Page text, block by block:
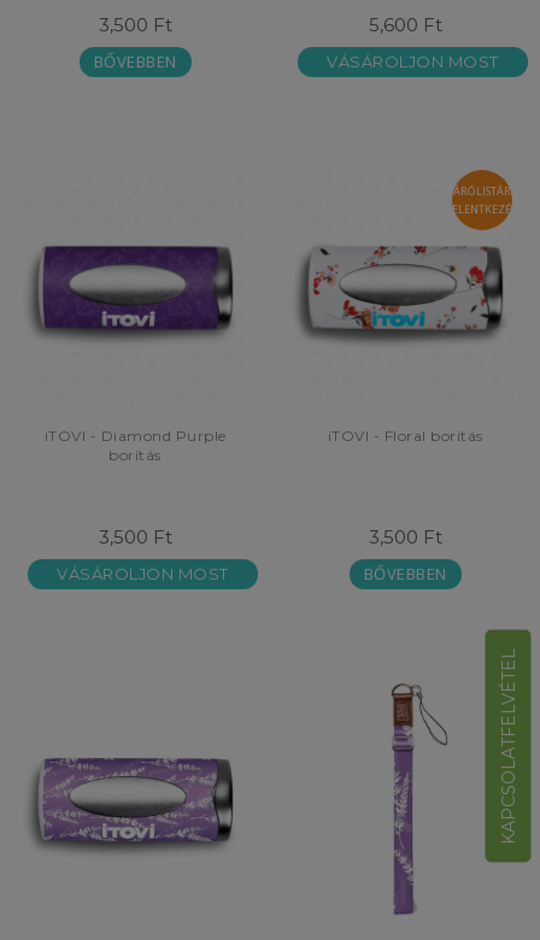
3,500 Ft
BŐVEBBEN
5,600 Ft
VÁSÁROLJON MOST
iTOVI - Diamond Purple
borítás
3,500 Ft
VÁSÁROLJON MOST
VÁRÓLISTÁRA
JELENTKEZÉS
iTOVI - Floral borítás
3,500 Ft
BŐVEBBEN
KAPCSOLATFELVÉTEL